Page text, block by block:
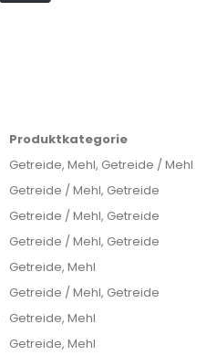
Produktkategorie
Getreide, Mehl, Getreide / Mehl
Getreide / Mehl, Getreide
Getreide / Mehl, Getreide
Getreide / Mehl, Getreide
Getreide, Mehl
Getreide / Mehl, Getreide
Getreide, Mehl
Getreide, Mehl